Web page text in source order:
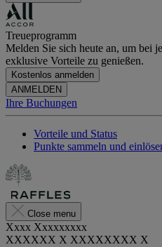
Treueprogramm
Melden Sie sich heute an, um bei
exklusive Vorteile zu genießen.
Kostenlos anmelden
ANMELDEN
Ihre Buchungen
Vorteile und Status
Punkte sammeln und
Close menu
Xxxx Xxxxxxxxx
XXXXXX X XXXXXXXX X